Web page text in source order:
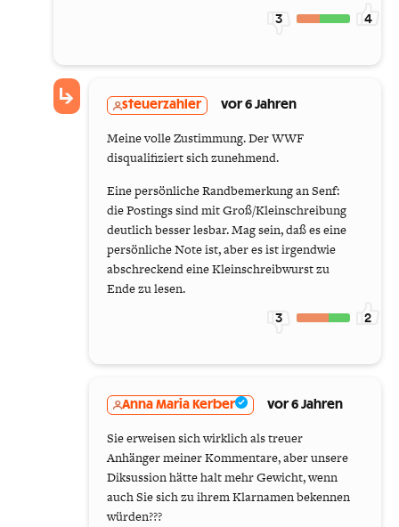
3 4
steuerzahler vor 6 Jahren
Meine volle Zustimmung. Der WWF
disqualifiziert sich zunehmend.
Eine persönliche Randbemerkung an Senf:
die Postings sind mit Groß/Kleinschreibung
deutlich besser lesbar. Mag sein, daß es eine
persönliche Note ist, aber es ist irgendwie
abschreckend eine Kleinschreibwurst zu
Ende zu lesen.
3 2
Anna Maria Kerber vor 6 Jahren
Sie erweisen sich wirklich als treuer
Anhänger meiner Kommentare, aber unsere
Diksussion hätte halt mehr Gewicht, wenn
auch Sie sich zu ihrem Klarnamen bekennen
würden???